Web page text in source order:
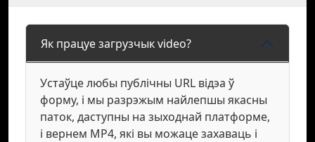
Як працуе загрузчык video?
Устаўце любы публічны URL відэа ў
форму, і мы разрэжым найлепшы якасны
паток, даступны на зыходнай платформе,
і вернем MP4, які вы можаце захаваць і